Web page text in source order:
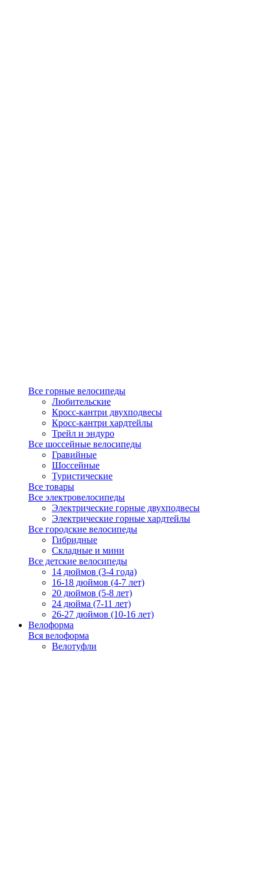
Все горные велосипеды
Любительские
Кросс-кантри двухподвесы
Кросс-кантри хардтейлы
Трейл и эндуро
Все шоссейные велосипеды
Гравийные
Шоссейные
Туристические
Все товары
Все электровелосипеды
Электрические горные двухподвесы
Электрические горные хардтейлы
Все городские велосипеды
Гибридные
Складные и мини
Все детские велосипеды
14 дюймов (3-4 года)
16-18 дюймов (4-7 лет)
20 дюймов (5-8 лет)
24 дюйма (7-11 лет)
26-27 дюймов (10-16 лет)
Велоформа
Вся велоформа
Велотуфли